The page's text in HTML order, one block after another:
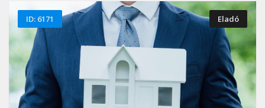
ID: 6171 Eladó